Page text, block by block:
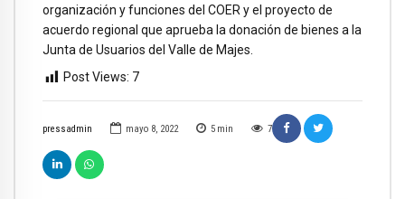
pressadmin mayo 8, 2022 5 min 7
organización y funciones del COER y el proyecto de
acuerdo regional que aprueba la donación de bienes a la
Junta de Usuarios del Valle de Majes.
Post Views: 7